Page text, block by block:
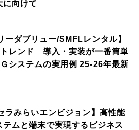
に向けて
ーダブリュー/SMFLレンタル】
レンド 導入・実装が一番簡単
システムの実用例 25-26年最新
ラみらいエンビジョン】高性能
テムと端末で実現するビジネス